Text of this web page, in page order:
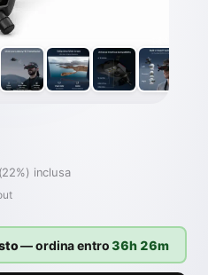
inclusa
— ordina entro 36h 26m